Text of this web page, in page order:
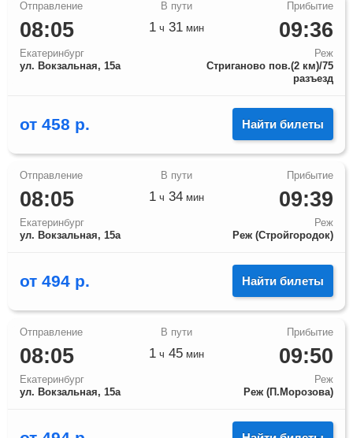
08:05
Екатеринбург
ул. Вокзальная, 15а
09:36
Реж
Стриганово пов.(2 км)/75
разъезд
1 ч 31 мин
от 458 р. Найти билеты
08:05
Екатеринбург
ул. Вокзальная, 15а
09:39
Реж
Реж (Стройгородок)
1 ч 34 мин
от 494 р. Найти билеты
08:05
Екатеринбург
ул. Вокзальная, 15а
09:50
Реж
Реж (П.Морозова)
1 ч 45 мин